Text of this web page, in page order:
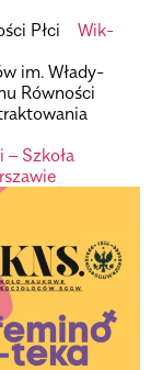
Płci
Wik­
im. Wła­dy­
Rów­no­ści
Szkoła